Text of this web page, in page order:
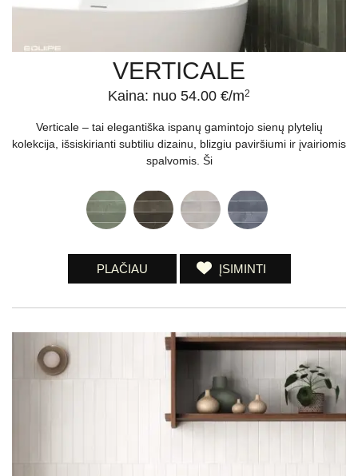
VERTICALE
Kaina: nuo 54.00 €/m2
Verticale – tai elegantiška ispanų gamintojo sienų plytelių
kolekcija, išsiskirianti subtiliu dizainu, blizgiu paviršiumi ir įvairiomis
spalvomis. Ši
PLAČIAU ĮSIMINTI